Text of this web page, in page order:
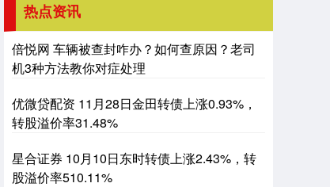
热点资讯
倍悦网 车辆被查封咋办？如何查原因？老司
机3种方法教你对症处理
优微贷配资 11月28日金田转债上涨0.93%，
转股溢价率31.48%
星合证券 10月10日东时转债上涨2.43%，转
股溢价率510.11%